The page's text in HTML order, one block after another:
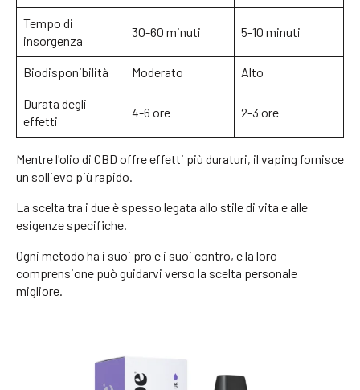
Tempo di
insorgenza
30-60 minuti 5-10 minuti
Biodisponibilità Moderato Alto
Durata degli
effetti
4-6 ore 2-3 ore
Mentre l'olio di CBD offre effetti più duraturi, il vaping fornisce
un sollievo più rapido.
La scelta tra i due è spesso legata allo stile di vita e alle
esigenze specifiche.
Ogni metodo ha i suoi pro e i suoi contro, e la loro
comprensione può guidarvi verso la scelta personale
migliore.